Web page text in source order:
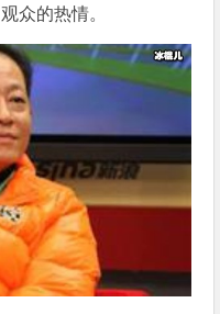
众的热情。